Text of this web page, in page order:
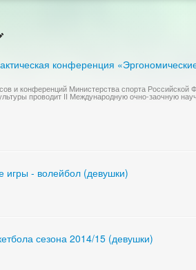
конференция
и конференций Министерства спорта
проводит II Международную очно-заочную
игры - волейбол (девушки)
сезона 2014/15 (девушки)